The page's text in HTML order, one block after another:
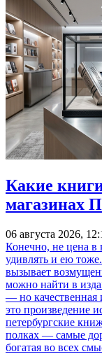
Какие
магазинах
06 августа 2026,
Конечно, не цена
удивлять и ею
вызывает
можно найти в
— но
это произведение
петербургские
полках — самые
богатая во всех